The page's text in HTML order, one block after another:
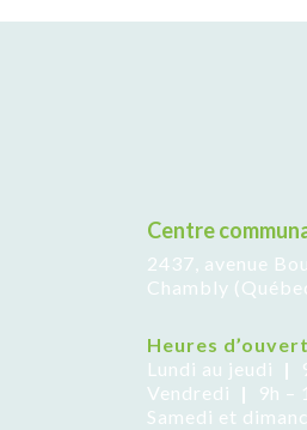
Centre
2437, avenue
Chambly
Heures
Lundi au jeudi
|
Vendredi
| 9h –
Samedi et